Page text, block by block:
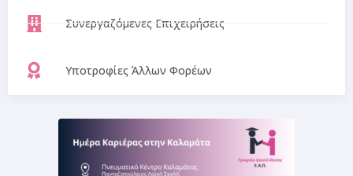
Συνεργαζόμενες Επιχειρήσεις
Υποτροφίες Άλλων Φορέων